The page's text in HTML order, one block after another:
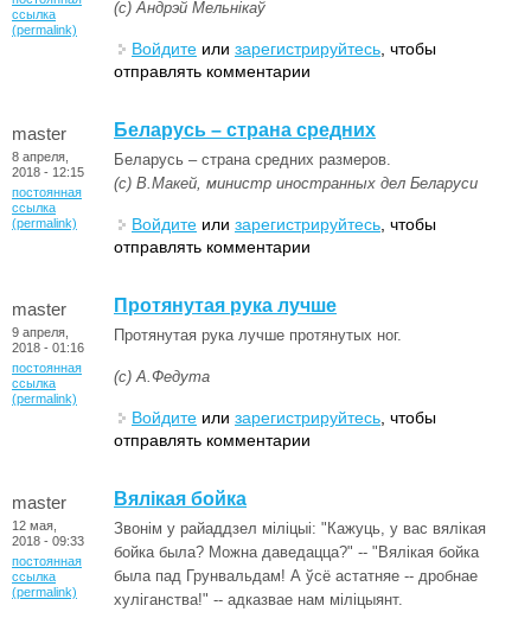
ссылка
(permalink)
(с) Андрэй Мельнікаў
Войдите или зарегистрируйтесь , чтобы
отправлять комментарии
master
8 апреля,
2018 - 12:15
постоянная
ссылка
(permalink)
Беларусь – страна средних
Беларусь – страна средних размеров.
(с) В.Макей, министр иностранных дел Беларуси
Войдите или зарегистрируйтесь , чтобы
отправлять комментарии
master
9 апреля,
2018 - 01:16
постоянная
ссылка
(permalink)
Протянутая рука лучше
Протянутая рука лучше протянутых ног.
(с) А.Федута
Войдите или зарегистрируйтесь , чтобы
отправлять комментарии
master
12 мая,
2018 - 09:33
постоянная
ссылка
(permalink)
Вялікая бойка
Звонім у райаддзел міліцыі: "Кажуць, у вас вялікая
бойка была? Можна даведацца?" -- "Вялікая бойка
была пад Грунвальдам! А ўсё астатняе -- дробнае
хуліганства!" -- адказвае нам міліцыянт.